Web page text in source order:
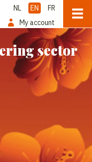
NL EN
FR
My account
sector